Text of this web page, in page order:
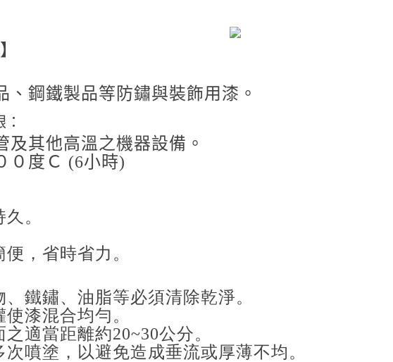
209黑色平光
、鋼鐵製品等防鏽與裝飾用漆。
及其他高溫之機器設備。
０度Ｃ (6小時)
。
，省時省力。
鐵鏽、油脂等必須清除乾淨。
漆混合均勻。
之適當距離約20~30公分。
噴塗，以避免造成垂流或厚薄不均。